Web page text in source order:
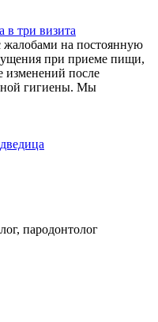
в три визита
жалобами на постоянную
при приеме пищи,
изменений после
гигиены. Мы
пародонтолог